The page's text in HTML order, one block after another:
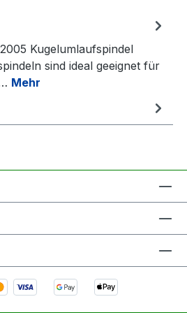
sind ideal geeignet für
Mehr